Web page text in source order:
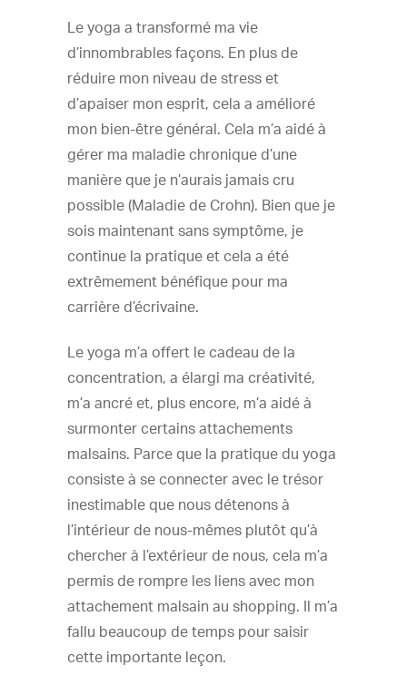
Le yoga a transformé ma vie
d’innombrables façons. En plus de
réduire mon niveau de stress et
d’apaiser mon esprit, cela a amélioré
mon bien-être général. Cela m’a aidé à
gérer ma maladie chronique d’une
manière que je n’aurais jamais cru
possible (Maladie de Crohn). Bien que je
sois maintenant sans symptôme, je
continue la pratique et cela a été
extrêmement bénéfique pour ma
carrière d’écrivaine.
Le yoga m’a offert le cadeau de la
concentration, a élargi ma créativité,
m’a ancré et, plus encore, m’a aidé à
surmonter certains attachements
malsains. Parce que la pratique du yoga
consiste à se connecter avec le trésor
inestimable que nous détenons à
l’intérieur de nous-mêmes plutôt qu’à
chercher à l’extérieur de nous, cela m’a
permis de rompre les liens avec mon
attachement malsain au shopping. Il m’a
fallu beaucoup de temps pour saisir
cette importante leçon.